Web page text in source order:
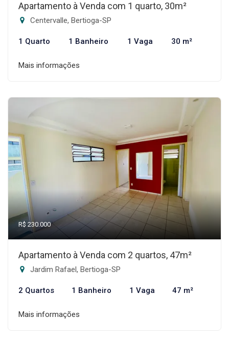
Apartamento à Venda com 1 quarto, 30m²
Centervalle, Bertioga-SP
1 Quarto 1 Banheiro 1 Vaga 30 m²
Mais informações
R$ 230.000
Apartamento à Venda com 2 quartos, 47m²
Jardim Rafael, Bertioga-SP
2 Quartos 1 Banheiro 1 Vaga 47 m²
Mais informações